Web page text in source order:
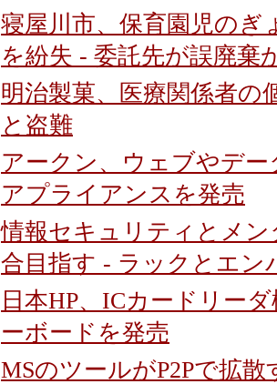
寝屋川市、保育園児のぎ
を紛失 - 委託先が誤廃棄
明治製菓、医療関係者の
と盗難
アークン、ウェブやデ
アプライアンスを発売
情報セキュリティとメ
合目指す - ラックとエン
日本HP、ICカードリー
ーボードを発売
MSのツールがP2Pで拡